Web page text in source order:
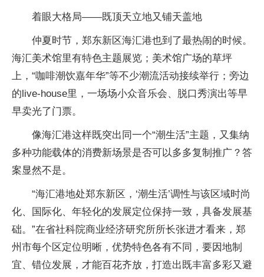
着眼大格局——既顶天立地又铺天盖地
仲夏时节，郑东新区海汇港也到了最热闹的时候。
海汇美术馆里有特色主题展览；美术馆广场的草坪
上，“咖啡潮饮嘉年华”等不少潮流活动接续举行；旁边
的live-house里，一场场小众音乐会、脱口秀演出等早
早卖光了门票。
像海汇港这样既突出同一个“潮生活”主题，又集纳
多种功能载体的消费新场景是否可以多多复制推广？答
案显然不是。
“海汇港地处郑东新区，‘潮生活’调性与该区域时尚
化、国际化、年轻化的发展定位保持一致，具备发展基
础。”在省社科院商业经济研究所所长张进才看来，郑
州市每个区定位明晰，优势特色各有不同，要因地制
宜、错位发展，才能百花齐放，打造出既丰富多彩又避